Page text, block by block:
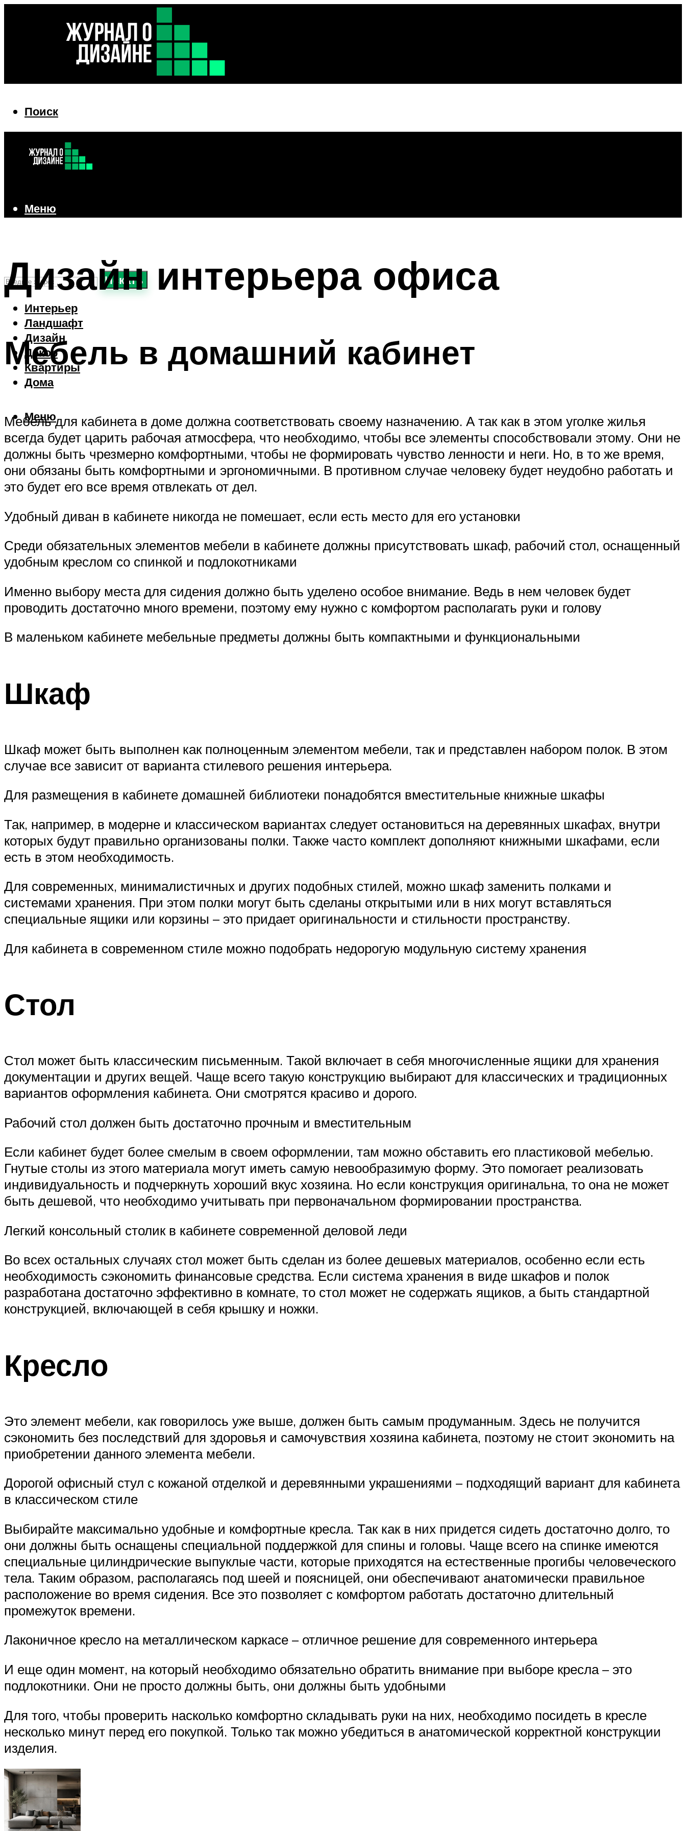
Поиск
Поиск
Искать
Интерьер
Ландшафт
Дизайн
Декор
Квартиры
Дома
Меню
Меню
Дизайн интерьера офиса
Мебель в домашний кабинет
Мебель для кабинета в доме должна соответствовать своему назначению. А так как в этом уголке жилья
всегда будет царить рабочая атмосфера, что необходимо, чтобы все элементы способствовали этому. Они не
должны быть чрезмерно комфортными, чтобы не формировать чувство ленности и неги. Но, в то же время,
они обязаны быть комфортными и эргономичными. В противном случае человеку будет неудобно работать и
это будет его все время отвлекать от дел.
Удобный диван в кабинете никогда не помешает, если есть место для его установки
Среди обязательных элементов мебели в кабинете должны присутствовать шкаф, рабочий стол, оснащенный
удобным креслом со спинкой и подлокотниками
Именно выбору места для сидения должно быть уделено особое внимание. Ведь в нем человек будет
проводить достаточно много времени, поэтому ему нужно с комфортом располагать руки и голову
В маленьком кабинете мебельные предметы должны быть компактными и функциональными
Шкаф
Шкаф может быть выполнен как полноценным элементом мебели, так и представлен набором полок. В этом
случае все зависит от варианта стилевого решения интерьера.
Для размещения в кабинете домашней библиотеки понадобятся вместительные книжные шкафы
Так, например, в модерне и классическом вариантах следует остановиться на деревянных шкафах, внутри
которых будут правильно организованы полки. Также часто комплект дополняют книжными шкафами, если
есть в этом необходимость.
Для современных, минималистичных и других подобных стилей, можно шкаф заменить полками и
системами хранения. При этом полки могут быть сделаны открытыми или в них могут вставляться
специальные ящики или корзины – это придает оригинальности и стильности пространству.
Для кабинета в современном стиле можно подобрать недорогую модульную систему хранения
Стол
Стол может быть классическим письменным. Такой включает в себя многочисленные ящики для хранения
документации и других вещей. Чаще всего такую конструкцию выбирают для классических и традиционных
вариантов оформления кабинета. Они смотрятся красиво и дорого.
Рабочий стол должен быть достаточно прочным и вместительным
Если кабинет будет более смелым в своем оформлении, там можно обставить его пластиковой мебелью.
Гнутые столы из этого материала могут иметь самую невообразимую форму. Это помогает реализовать
индивидуальность и подчеркнуть хороший вкус хозяина. Но если конструкция оригинальна, то она не может
быть дешевой, что необходимо учитывать при первоначальном формировании пространства.
Легкий консольный столик в кабинете современной деловой леди
Во всех остальных случаях стол может быть сделан из более дешевых материалов, особенно если есть
необходимость сэкономить финансовые средства. Если система хранения в виде шкафов и полок
разработана достаточно эффективно в комнате, то стол может не содержать ящиков, а быть стандартной
конструкцией, включающей в себя крышку и ножки.
Кресло
Это элемент мебели, как говорилось уже выше, должен быть самым продуманным. Здесь не получится
сэкономить без последствий для здоровья и самочувствия хозяина кабинета, поэтому не стоит экономить на
приобретении данного элемента мебели.
Дорогой офисный стул с кожаной отделкой и деревянными украшениями – подходящий вариант для кабинета
в классическом стиле
Выбирайте максимально удобные и комфортные кресла. Так как в них придется сидеть достаточно долго, то
они должны быть оснащены специальной поддержкой для спины и головы. Чаще всего на спинке имеются
специальные цилиндрические выпуклые части, которые приходятся на естественные прогибы человеческого
тела. Таким образом, располагаясь под шеей и поясницей, они обеспечивают анатомически правильное
расположение во время сидения. Все это позволяет с комфортом работать достаточно длительный
промежуток времени.
Лаконичное кресло на металлическом каркасе – отличное решение для современного интерьера
И еще один момент, на который необходимо обязательно обратить внимание при выборе кресла – это
подлокотники. Они не просто должны быть, они должны быть удобными
Для того, чтобы проверить насколько комфортно складывать руки на них, необходимо посидеть в кресле
несколько минут перед его покупкой. Только так можно убедиться в анатомической корректной конструкции
изделия.